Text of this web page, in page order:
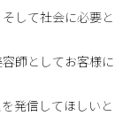
して社会に必要と
師としてお客様に
発信してほしいと